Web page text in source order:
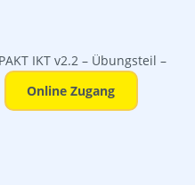
Online Zugang